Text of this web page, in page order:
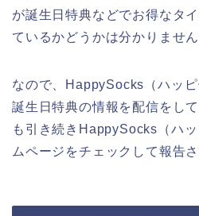
が誕生日特典などでお得なタ
ているかどうかは分かりません
なので、HappySocks（ハッ
誕生日特典の情報を配信をし
も引き続きHappySocks（ハ
ムページをチェックして報告